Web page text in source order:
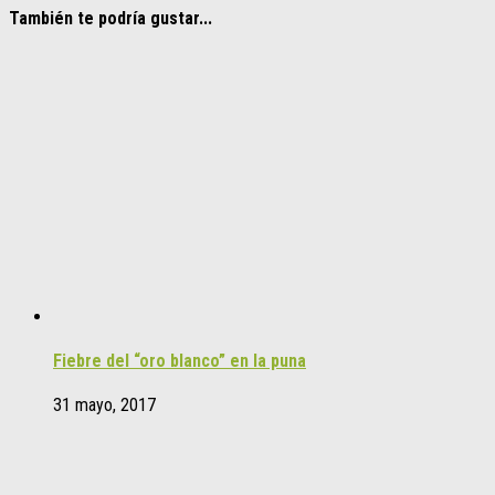
También te podría gustar...
Fiebre del “oro blanco” en la puna
31 mayo, 2017